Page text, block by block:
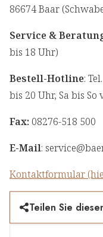
⁠86674 Baar
Service &
bis 18 Uhr)
Bestell-Hotline:
bis 20 Uhr, Sa bis
Fax: 08276-518 500
E-Mail:
Kontaktformular
Teilen Sie